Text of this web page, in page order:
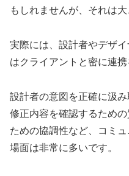
もしれませんが、それは大
実際には、設計者やデザ
はクライアントと密に連携
設計者の意図を正確に汲
修正内容を確認するため
ための協調性など、コミ
場面は非常に多いです。